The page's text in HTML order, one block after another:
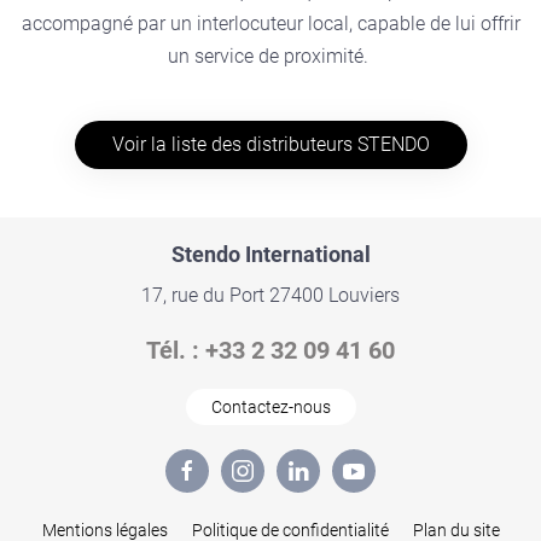
accompagné par un interlocuteur local, capable de lui offrir
un service de proximité.
Voir la liste des distributeurs STENDO
Stendo International
17, rue du Port 27400 Louviers
Tél. : +33 2 32 09 41 60
Contactez-nous
Mentions légales Politique de confidentialité Plan du site